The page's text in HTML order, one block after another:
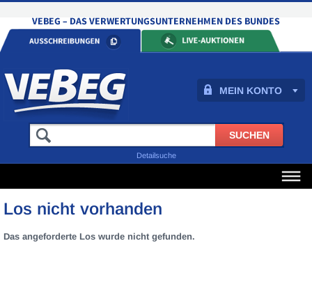
MEIN KONTO
Detailsuche
Los nicht vorhanden
Das angeforderte Los wurde nicht gefunden.